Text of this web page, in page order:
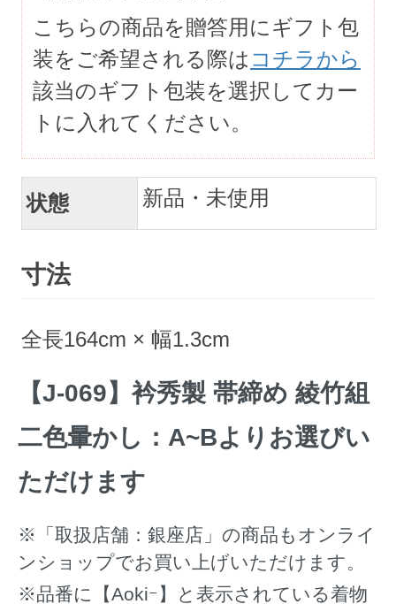
こちらの商品を贈答用にギフト包
装をご希望される際は コチラから
該当のギフト包装を選択してカー
トに入れてください。
状態 新品・未使用
寸法
全長164cm × 幅1.3cm
【J-069】衿秀製 帯締め 綾竹組
二色暈かし：A~Bよりお選びい
ただけます
※「取扱店舗：銀座店」の商品もオンライ
ンショップでお買い上げいただけます。
※品番に【Aokiｰ】と表示されている着物